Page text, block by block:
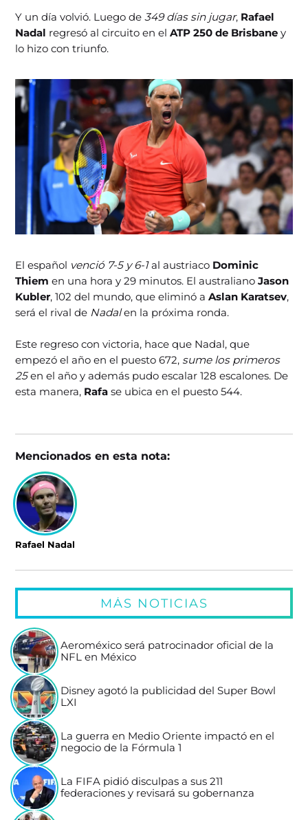
Y un día volvió. Luego de349 días sin jugar, Rafael
Nadal regresó al circuito en elATP 250 de Brisbane y
lo hizo con triunfo.
El español venció 7-5 y 6-1al austriaco Dominic
Thiem en una hora y 29 minutos. El australianoJason
Kubler, 102 del mundo, que eliminó aAslan Karatsev,
será el rival de Nadalen la próxima ronda.
Este regreso con victoria, hace que Nadal, que
empezó el año en el puesto 672, sume los primeros
25en el año y además pudo escalar 128 escalones. De
esta manera, Rafa se ubica en el puesto 544.
Mencionados en esta nota:
Rafael Nadal
MÁS NOTICIAS
Aeroméxico será patrocinador oficial de la
NFL en México
Disney agotó la publicidad del Super Bowl
LXI
La guerra en Medio Oriente impactó en el
negocio de la Fórmula 1
La FIFA pidió disculpas a sus 211
federaciones y revisará su gobernanza